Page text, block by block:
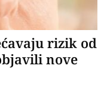
rizik od
nove